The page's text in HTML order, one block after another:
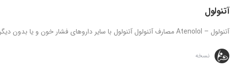
آتنولول
آتنولول – Atenolol مصارف آتنولول آتنولول با سایر داروهای فشار خون و یا بدون دیگر داروهای فشارخون استفاده می شود. کاهش ...
نسخه